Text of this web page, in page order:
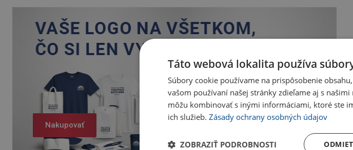
Nakupovať
Táto webová lokalita používa
Súbory cookie používame na prispôsobenie
vašom používaní našej stránky zdieľame aj s
môžu kombinovať s inými informáciami, ktoré ste
ich služieb. Zásady ochrany osobných údajov
ZOBRAZIŤ PODROBNOSTI